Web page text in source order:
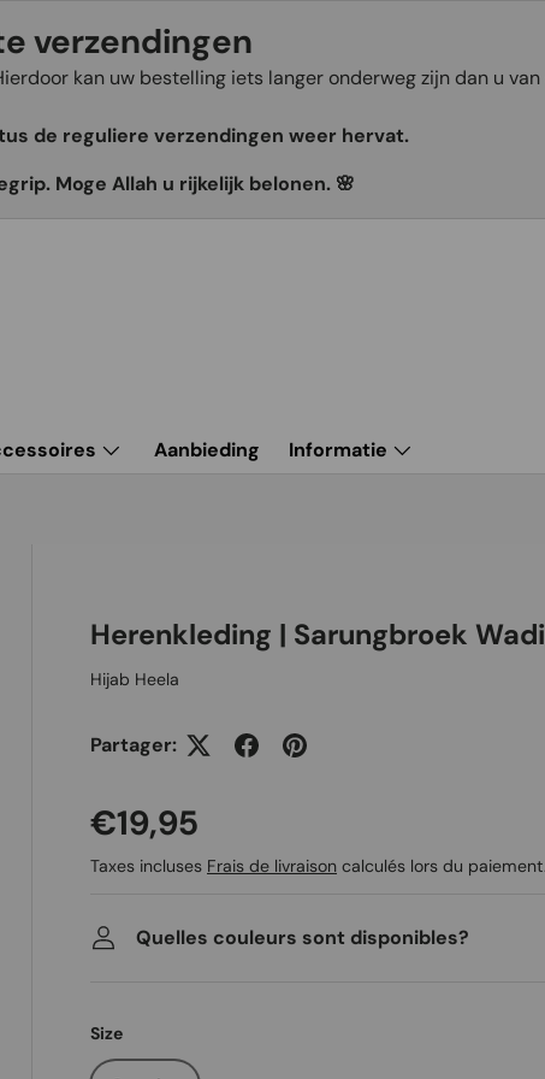
verzendingen
kan uw bestelling iets langer onderweg zijn dan u
de reguliere verzendingen weer hervat.
Moge Allah u rijkelijk belonen. 🌸
Aanbieding Informatie
Herenkleding | Sarungbroek
Hijab Heela
Partager:
Prix habituel
€19,95
Taxes incluses Frais de livraison calculés lors du paiement.
Quelles couleurs sont disponibles?
Size